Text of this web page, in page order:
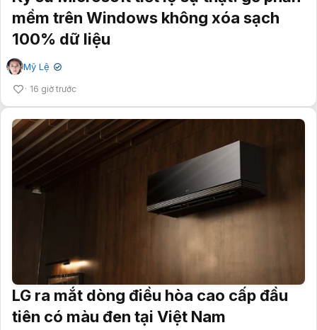
mềm trên Windows không xóa sạch
100% dữ liệu
Mỹ Lệ ✔
16 giờ trước
LG ra mắt dòng điều hòa cao cấp đầu
tiên có màu đen tại Việt Nam